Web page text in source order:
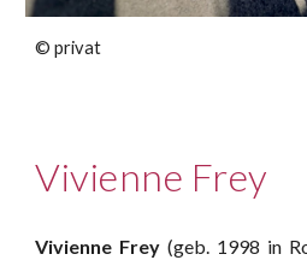
© privat
Vivienne Frey
Vivienne Frey(geb. 1998 in